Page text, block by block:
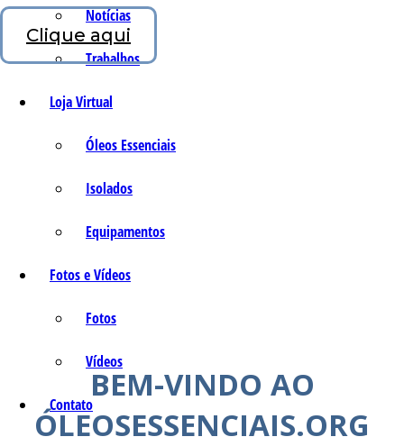
Notícias
Trabalhos
Loja Virtual
Óleos Essenciais
Isolados
Equipamentos
Fotos e Vídeos
Fotos
Vídeos
Contato
Clique aqui
BEM-VINDO AO
ÓLEOSESSENCIAIS.ORG